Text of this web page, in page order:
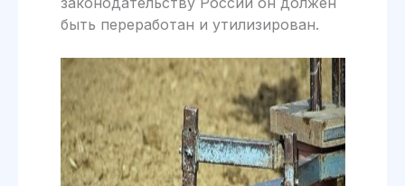
быть переработан и утилизирован.